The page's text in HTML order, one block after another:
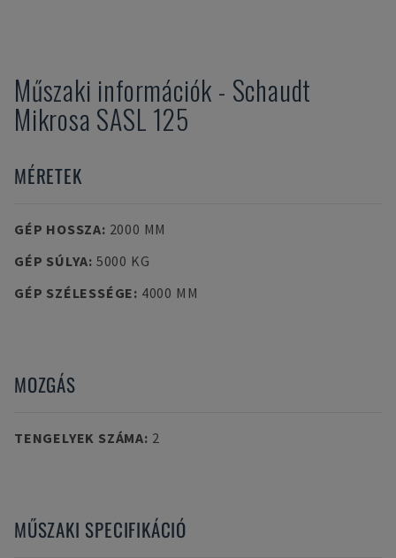
Műszaki információk - Schaudt
Mikrosa SASL 125
MÉRETEK
GÉP HOSSZA: 2000 MM
GÉP SÚLYA: 5000 KG
GÉP SZÉLESSÉGE: 4000 MM
MOZGÁS
TENGELYEK SZÁMA: 2
MŰSZAKI SPECIFIKÁCIÓ